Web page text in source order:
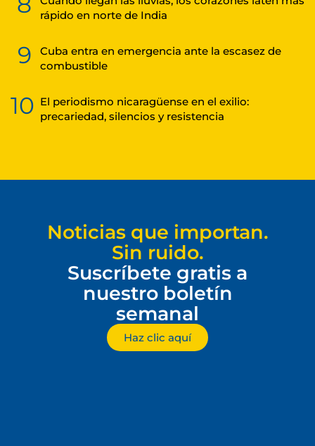
rápido en norte de India
9
Cuba entra en emergencia ante la escasez de
combustible
10 El periodismo nicaragüense en el exilio:
precariedad, silencios y resistencia
Noticias que importan.
Sin ruido.
Suscríbete gratis a
nuestro boletín
semanal
Haz clic aquí